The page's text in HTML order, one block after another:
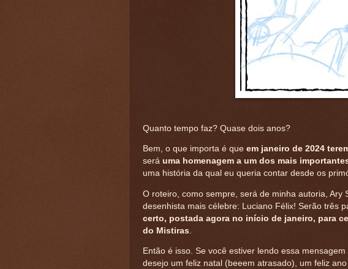
Quanto tempo faz? Quase dois anos?
Bem, o que importa é que em janeiro de 2024
será uma homenagem a um dos mais
uma história da qual eu queria contar desde os
O roteiro, como sempre, será de minha autoria, Ary
desenhista mais célebre: Luciano Félix! Serão três
certo, postada agora no início de janeiro, para
do Mistiras
Então é isso. Se você estiver lendo essa
desejo um feliz natal (beeem atrasado), um feliz